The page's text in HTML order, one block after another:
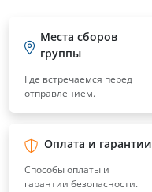
Места сборов
группы
Где встречаемся перед
отправлением.
Оплата и гарантии
Способы оплаты и
гарантии безопасности.